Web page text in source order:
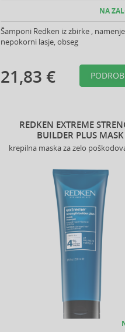
NA
Šamponi Redken iz zbirke ,
nepokorni lasje, obseg
21,83 €
REDKEN EXTREME
BUILDER PLUS MASK
krepilna maska za zelo